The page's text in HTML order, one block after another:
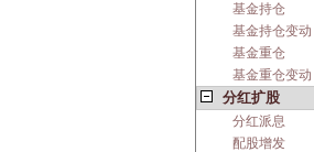
基金持仓
基金持仓变动
基金重仓
基金重仓变动
分红扩股
分红派息
配股增发